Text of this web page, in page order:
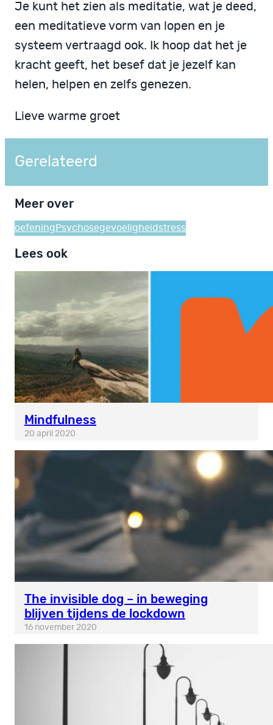
Je kunt het zien als meditatie, wat je deed,
een meditatieve vorm van lopen en je
systeem vertraagd ook. Ik hoop dat het je
kracht geeft, het besef dat je jezelf kan
helen, helpen en zelfs genezen.
Lieve warme groet
Gerelateerd
Meer over
oefening Psychosegevoeligheid stress
Lees ook
Mindfulness
20 april 2020
The invisible dog – in beweging
blijven tijdens de lockdown
16 november 2020